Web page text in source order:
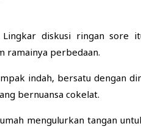
diskusi ringan sore
ramainya perbedaan.
indah, bersatu dengan
bernuansa cokelat.
mengulurkan tangan